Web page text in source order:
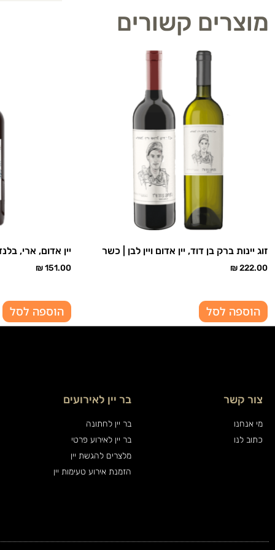
מוצרים קשורים
זוג יינות ברק בן דוד, יין אדום ויין לבן | כשר
₪222.00
הוספה לסל
יין אדום, ארי,
₪151.00
הוספה לסל
צור קשר
מי אנחנו
כתוב לנו
בר יין לאירועים
בר יין לחתונה
בר יין לאירוע פרטי
מלצרים להגשת יין
הזמנת אירוע טעימות יין